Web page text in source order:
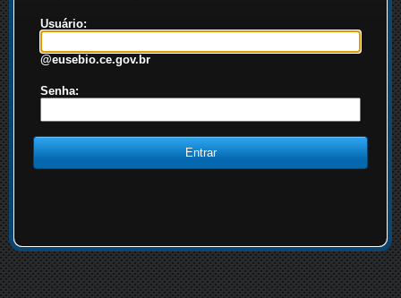
Usuário:
@eusebio.ce.gov.br
Senha: